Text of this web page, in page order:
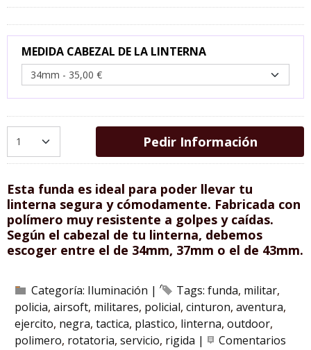
MEDIDA CABEZAL DE LA LINTERNA
Pedir Información
Esta funda es ideal para poder llevar tu
linterna segura y cómodamente. Fabricada con
polímero muy resistente a golpes y caídas.
Según el cabezal de tu linterna, debemos
escoger entre el de 34mm, 37mm o el de 43mm.
Categoría: Iluminación | Tags: funda militar
policia airsoft militares policial cinturon aventura
ejercito negra tactica plastico linterna outdoor
polimero rotatoria servicio rigida | Comentarios